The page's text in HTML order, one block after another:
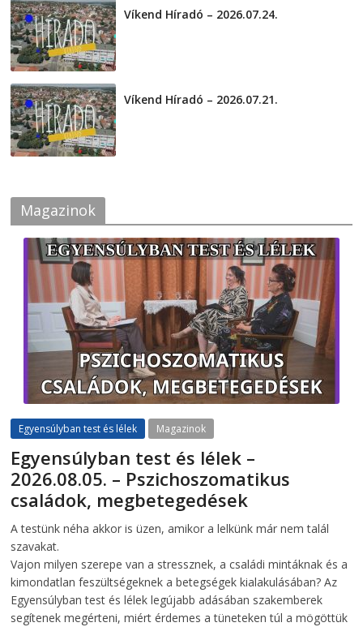
Víkend Híradó – 2026.07.24.
Víkend Híradó – 2026.07.21.
Magazinok
Egyensúlyban test és lélek Magazinok
Egyensúlyban test és lélek –
2026.08.05. – Pszichoszomatikus
családok, megbetegedések
A testünk néha akkor is üzen, amikor a lelkünk már nem talál
szavakat.
Vajon milyen szerepe van a stressznek, a családi mintáknak és a
kimondatlan feszültségeknek a betegségek kialakulásában? Az
Egyensúlyban test és lélek legújabb adásában szakemberek
segítenek megérteni, miért érdemes a tüneteken túl a mögöttük